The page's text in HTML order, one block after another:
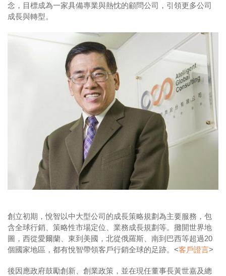
念，目標成為一家具備專業與熱忱的顧問公司，引領更多公司
成長與轉型。
創立初期，悅智以中大型公司的成長策略規劃為主要服務，包
含全球行銷、策略性市場定位、業務成長規劃等。攤開世界地
圖，西從愛爾蘭、東到美國，北從俄羅斯、南到巴西等超過20
個國家地區，都有悅智帶領客戶行銷全球的足跡。<客戶證言>
後因應政府鼓勵創新、創業政策，並在現任董事長黃世嘉及總